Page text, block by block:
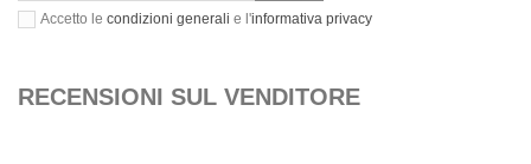
Accetto le condizioni generali e l'informativa privacy
RECENSIONI SUL VENDITORE